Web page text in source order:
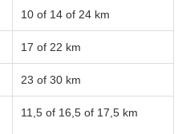
10 of 14 of 24 km
17 of 22 km
23 of 30 km
11,5 of 16,5 of 17,5 km